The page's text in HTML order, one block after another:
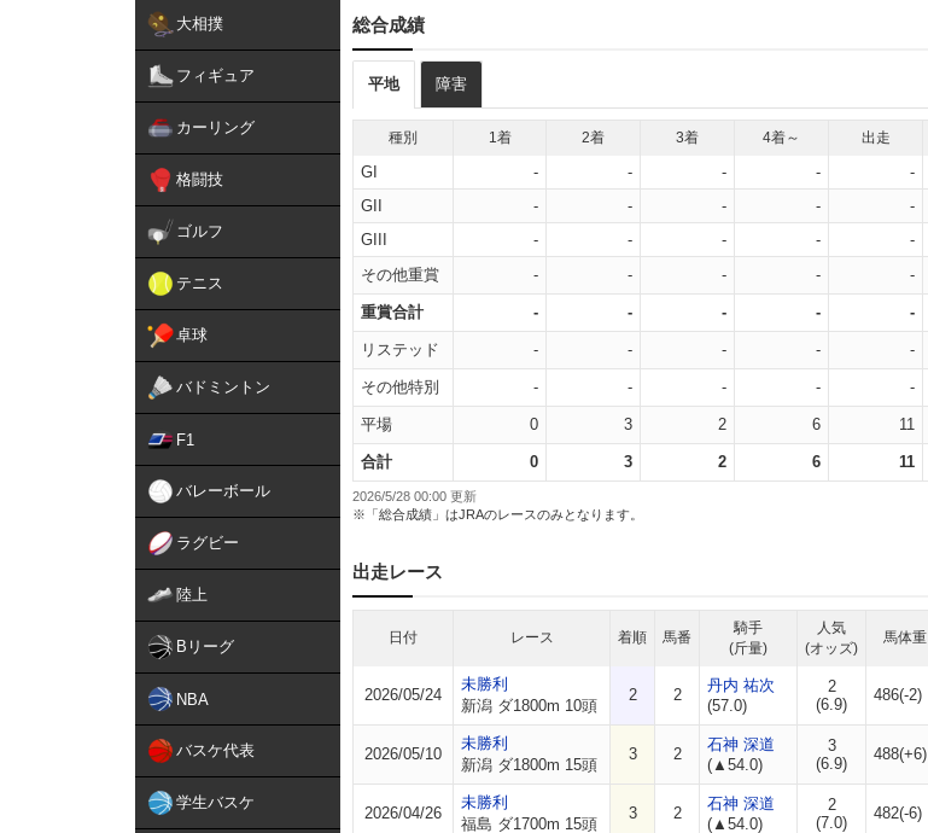
大相撲
フィギュア
カーリング
格闘技
ゴルフ
テニス
卓球
バドミントン
F1
バレーボール
ラグビー
陸上
Bリーグ
NBA
バスケ代表
学生バスケ
総合成績
平地 障害
種別 1着 2着 3着 4着～ 出走
GI - - - - -
GII
- - - - -
GIII
- - - - -
その他重賞
- - - - -
重賞合計 - - - - -
リステッド - - - - -
その他特別 - - - - -
平場 0 3 2 6 11
合計 0 3 2 6 11
2026/5/28 00:00 更新
※「総合成績」はJRAのレースのみとなります。
出走レース
日付 レース 着順 馬番
騎手
(斤量)
人気
(オッズ)
馬体重
2026/05/24
未勝利
新潟 ダ1800m 10頭
2 2
丹内 祐次
(57.0)
2
(6.9)
486(-2)
2026/05/10
未勝利
新潟 ダ1800m 15頭
3 2
石神 深道
(▲54.0)
3
(6.9)
488(+6)
2026/04/26
未勝利
福島 ダ1700m 15頭
3 2
石神 深道
(▲54.0)
2
(7.0)
482(-6)